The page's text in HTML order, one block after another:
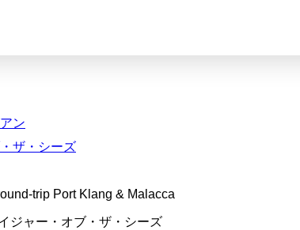
ン
ザ・シーズ
trip Port Klang & Malacca
ジャー・オブ・ザ・シーズ